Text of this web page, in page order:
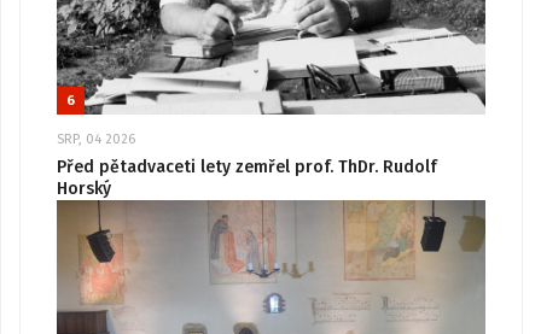
6
SRP, 04 2026
Před pětadvaceti lety zemřel prof. ThDr. Rudolf
Horský